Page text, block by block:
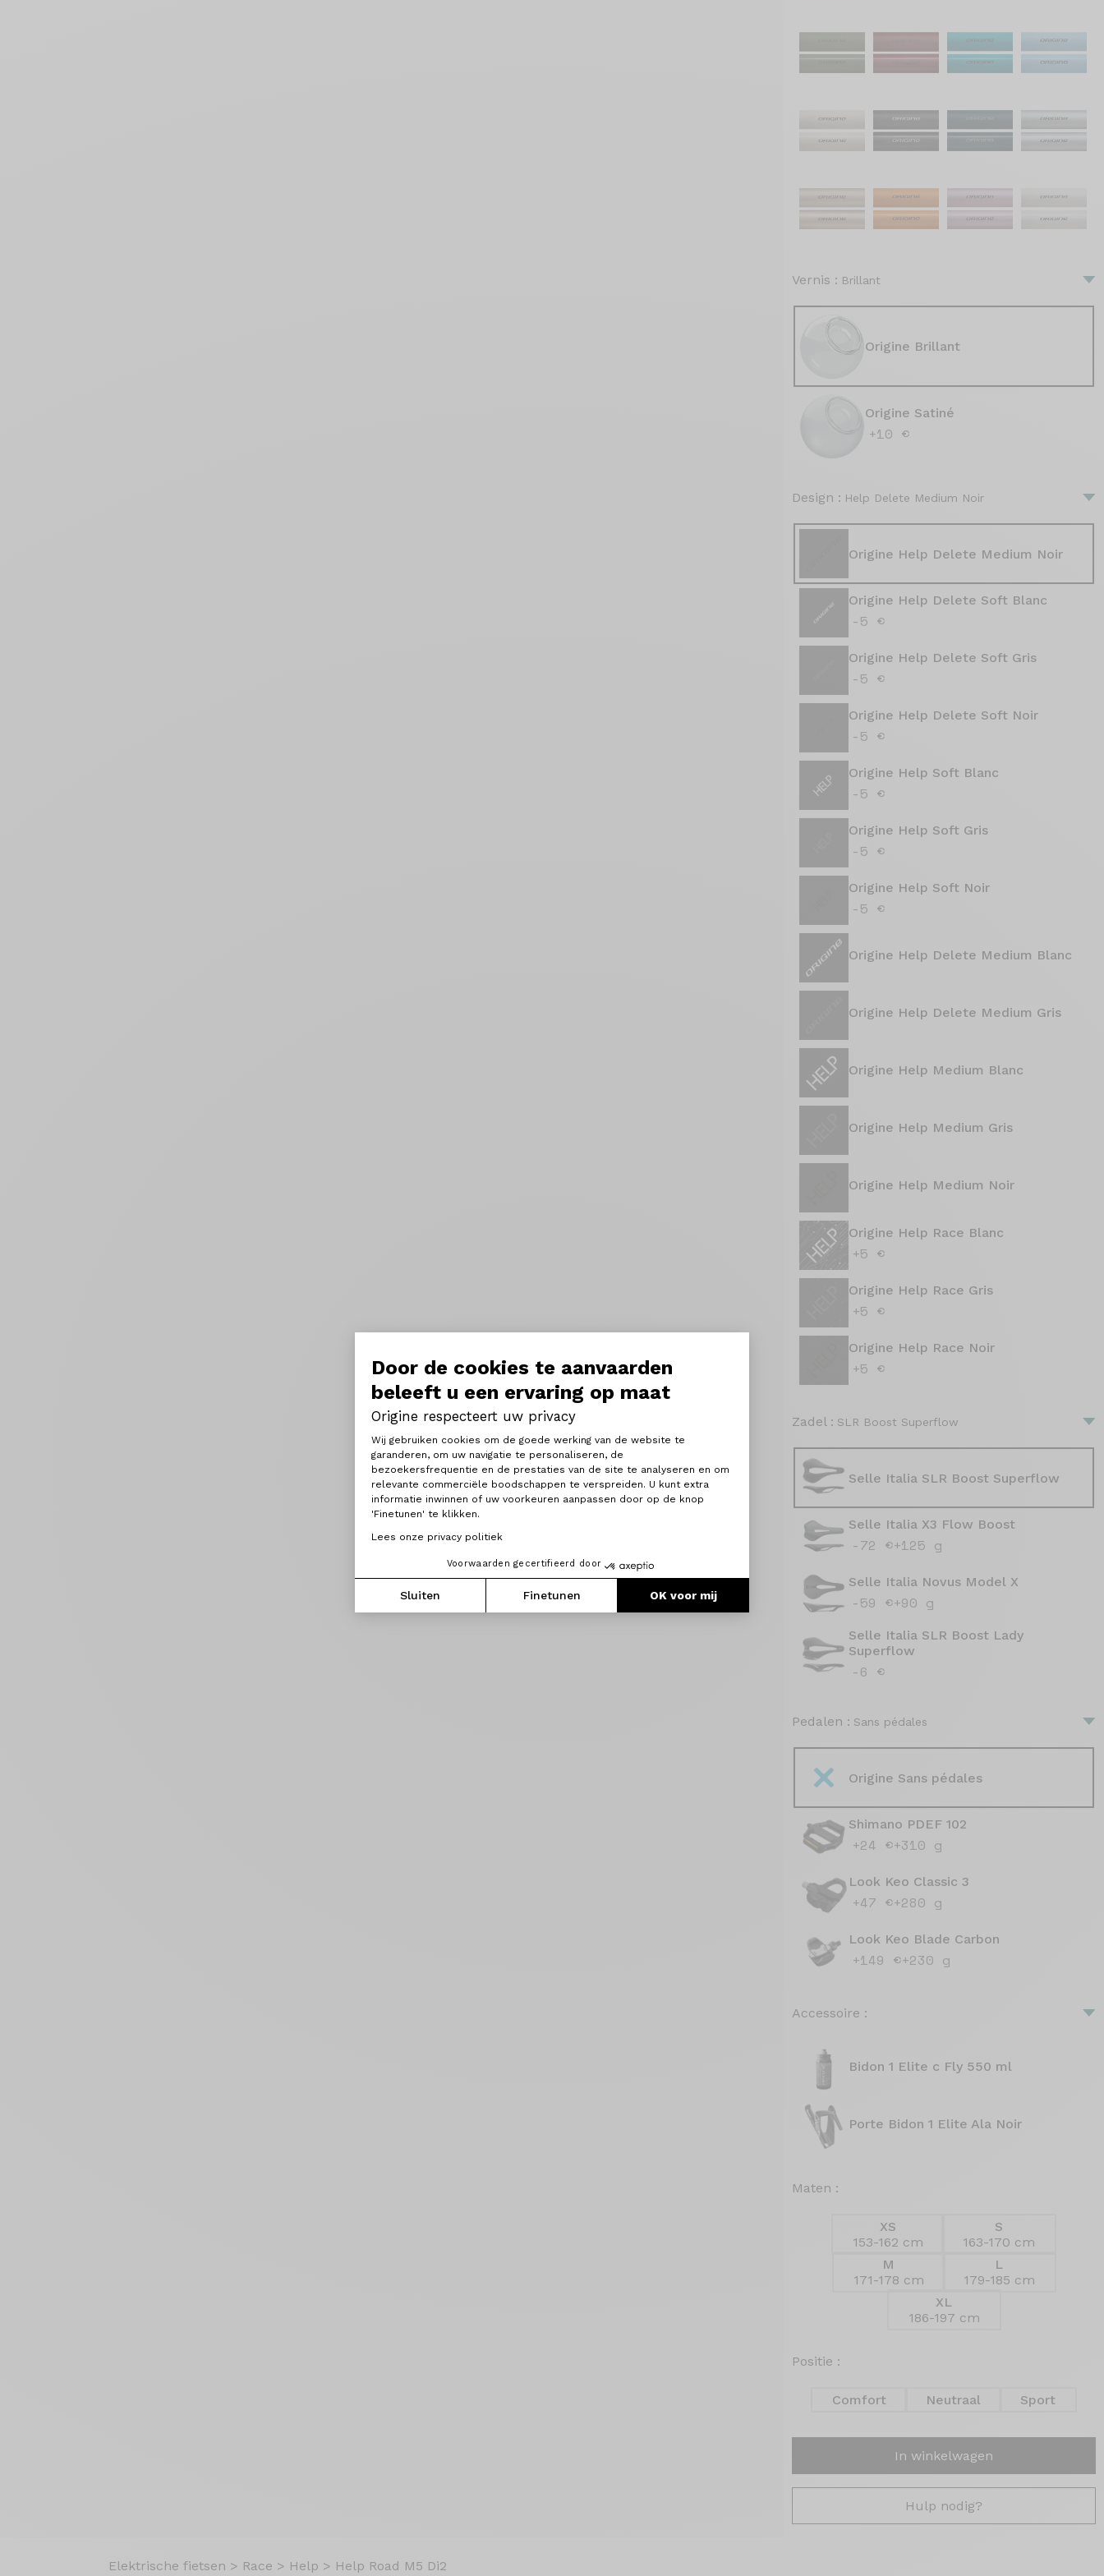
Door de cookies te aanvaarden
beleeft u een ervaring op maat
Origine respecteert uw privacy
Toestemmingsbeheerplatform: Personaliseer uw opties
Wij gebruiken cookies om de goede werking van de website te
garanderen, om uw navigatie te personaliseren, de
bezoekersfrequentie en de prestaties van de site te analyseren en om
relevante commerciële boodschappen te verspreiden. U kunt extra
informatie inwinnen of uw voorkeuren aanpassen door op de knop
'Finetunen' te klikken.
Lees onze privacy politiek
Voorwaarden gecertifieerd door
Sluiten Finetunen OK voor mij
Axeptio consent
Vernis : Brillant
Origine Brillant
Origine Satiné
+10 €
Design : Help Delete Medium Noir
Origine Help Delete Medium Noir
Origine Help Delete Soft Blanc
-5 €
Origine Help Delete Soft Gris
-5 €
Origine Help Delete Soft Noir
-5 €
Origine Help Soft Blanc
-5 €
Origine Help Soft Gris
-5 €
Origine Help Soft Noir
-5 €
Origine Help Delete Medium Blanc
Origine Help Delete Medium Gris
Origine Help Medium Blanc
Origine Help Medium Gris
Origine Help Medium Noir
Origine Help Race Blanc
+5 €
Origine Help Race Gris
+5 €
Origine Help Race Noir
+5 €
Zadel : SLR Boost Superflow
Selle Italia SLR Boost Superflow
Selle Italia X3 Flow Boost
-72 €+125 g
Selle Italia Novus Model X
-59 €+90 g
Selle Italia SLR Boost Lady
Superflow
-6 €
Pedalen : Sans pédales
Origine Sans pédales
Shimano PDEF 102
+24 €+310 g
Look Keo Classic 3
+47 €+280 g
Look Keo Blade Carbon
+149 €+230 g
Accessoire :
Bidon 1 Elite c Fly 550 ml
Porte Bidon 1 Elite Ala Noir
Maten :
XS
153-162 cm
S
163-170 cm
M
171-178 cm
L
179-185 cm
XL
186-197 cm
Positie :
Comfort Neutraal Sport
In winkelwagen
Hulp nodig?
Elektrische fietsen > Race > Help > Help Road M5 Di2